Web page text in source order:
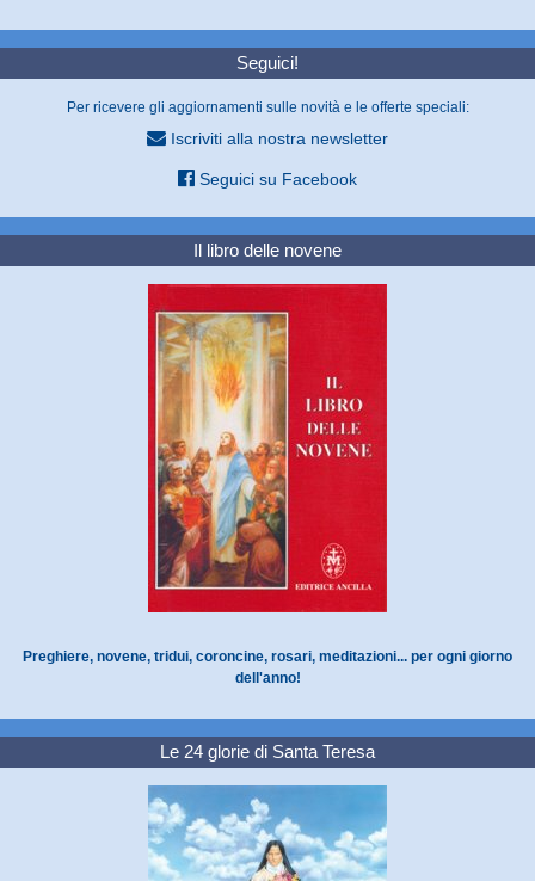
Seguici!
Per ricevere gli aggiornamenti sulle novità e le offerte speciali:
Iscriviti alla nostra newsletter
Seguici su Facebook
Il libro delle novene
Preghiere, novene, tridui, coroncine, rosari, meditazioni... per ogni giorno
dell'anno!
Le 24 glorie di Santa Teresa